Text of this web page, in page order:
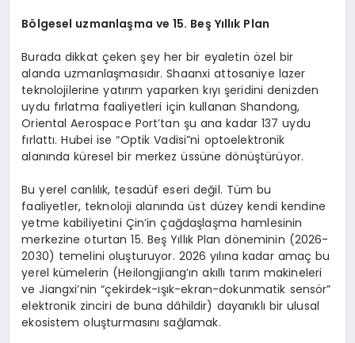
Bölgesel uzmanlaşma ve 15. Beş Yıllık Plan
Burada dikkat çeken şey her bir eyaletin özel bir
alanda uzmanlaşmasıdır. Shaanxi attosaniye lazer
teknolojilerine yatırım yaparken kıyı şeridini denizden
uydu fırlatma faaliyetleri için kullanan Shandong,
Oriental Aerospace Port’tan şu ana kadar 137 uydu
fırlattı. Hubei ise “Optik Vadisi”ni optoelektronik
alanında küresel bir merkez üssüne dönüştürüyor.
Bu yerel canlılık, tesadüf eseri değil. Tüm bu
faaliyetler, teknoloji alanında üst düzey kendi kendine
yetme kabiliyetini Çin’in çağdaşlaşma hamlesinin
merkezine oturtan 15. Beş Yıllık Plan döneminin (2026-
2030) temelini oluşturuyor. 2026 yılına kadar amaç bu
yerel kümelerin (Heilongjiang’ın akıllı tarım makineleri
ve Jiangxi’nin “çekirdek-ışık-ekran-dokunmatik sensör”
elektronik zinciri de buna dâhildir) dayanıklı bir ulusal
ekosistem oluşturmasını sağlamak.